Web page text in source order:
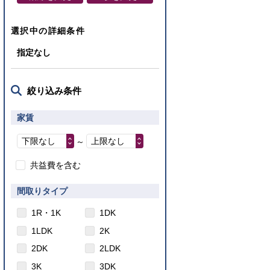
選択中の詳細条件
指定なし
絞り込み条件
家賃
下限なし ～ 上限なし
共益費を含む
間取りタイプ
1R・1K
1DK
1LDK
2K
2DK
2LDK
3K
3DK